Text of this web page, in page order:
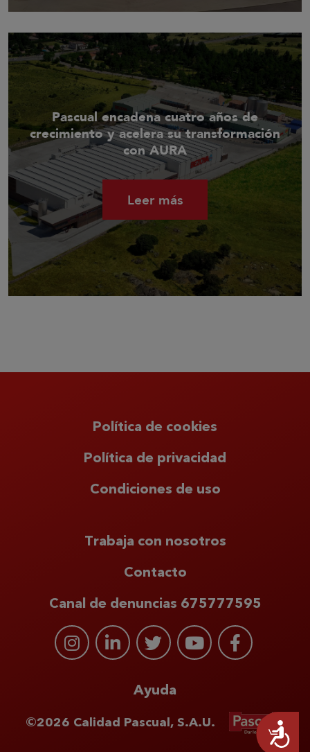
Accesibilidad
Pascual encadena cuatro años de
crecimiento y acelera su transformación
con AURA
Leer más
Política de cookies
Política de privacidad
Condiciones de uso
Trabaja con nosotros
Contacto
Canal de denuncias 675777595
Ayuda
©2026 Calidad Pascual, S.A.U.